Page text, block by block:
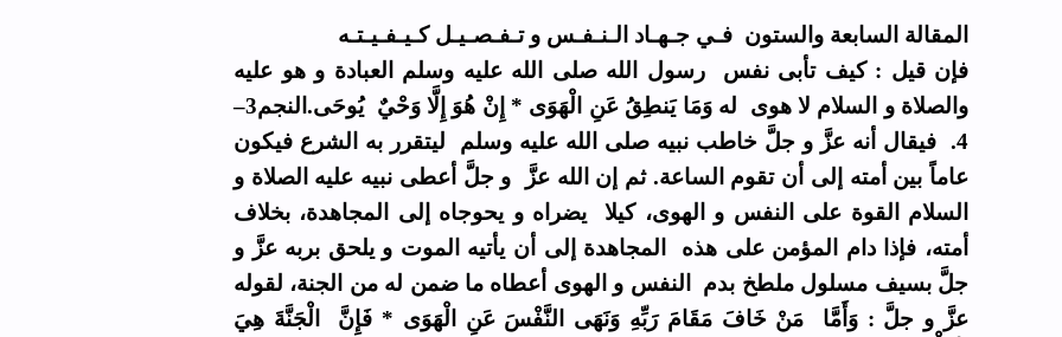
المقالة السابعة والستون فـي جـهـاد الـنـفـس و تـفـصـيـل كـيـفـيـتـه
فإن قيل : كيف تأبى نفس رسول الله صلى الله عليه وسلم العبادة و هو عليه
والصلاة و السلام لا هوى له وَمَا يَنطِقُ عَنِ الْهَوَى * إِنْ هُوَ إِلَّا وَحْيٌ يُوحَى.النجم3–
4. فيقال أنه عزَّ و جلَّ خاطب نبيه صلى الله عليه وسلم ليتقرر به الشرع فيكون
عاماً بين أمته إلى أن تقوم الساعة. ثم إن الله عزَّ و جلَّ أعطى نبيه عليه الصلاة و
السلام القوة على النفس و الهوى، كيلا يضراه و يحوجاه إلى المجاهدة، بخلاف
أمته، فإذا دام المؤمن على هذه المجاهدة إلى أن يأتيه الموت و يلحق بربه عزَّ و
جلَّ بسيف مسلول ملطخ بدم النفس و الهوى أعطاه ما ضمن له من الجنة، لقوله
عزَّ و جلَّ : وَأَمَّا مَنْ خَافَ مَقَامَ رَبِّهِ وَنَهَى النَّفْسَ عَنِ الْهَوَى * فَإِنَّ الْجَنَّةَ هِيَ